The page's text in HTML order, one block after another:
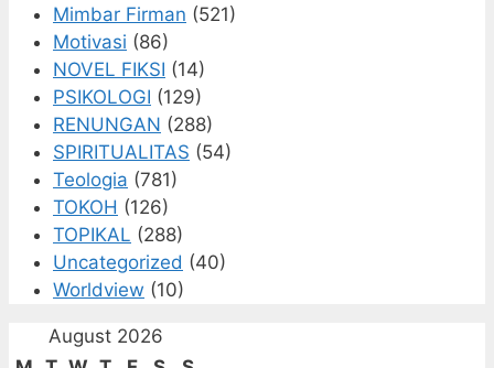
Mimbar Firman (521)
Motivasi (86)
NOVEL FIKSI (14)
PSIKOLOGI (129)
RENUNGAN (288)
SPIRITUALITAS (54)
Teologia (781)
TOKOH (126)
TOPIKAL (288)
Uncategorized (40)
Worldview (10)
August 2026